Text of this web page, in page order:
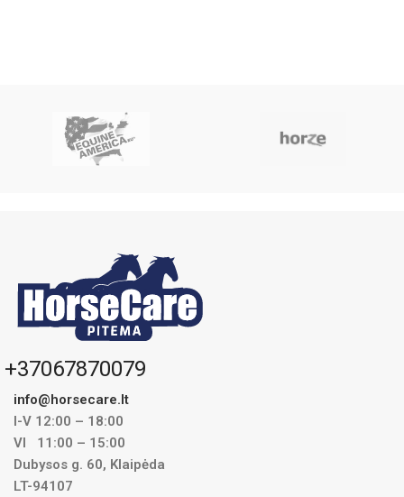
+37067870079
info@horsecare.lt
I-V 12:00 – 18:00
VI 11:00 – 15:00
Dubysos g. 60, Klaipėda
LT-94107